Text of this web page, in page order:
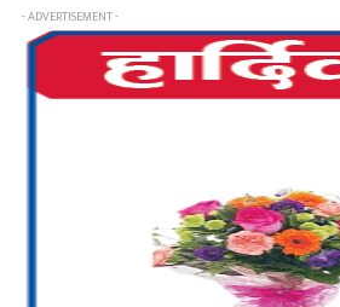
- ADVERTISEMENT -